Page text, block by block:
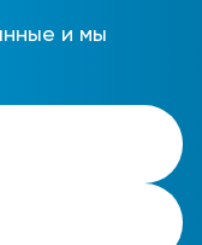
и мы